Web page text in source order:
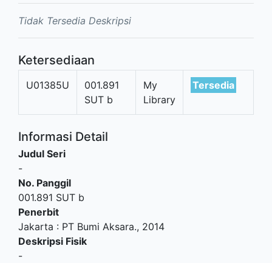
Tidak Tersedia Deskripsi
Ketersediaan
U01385U
001.891
SUT b
My
Library
Tersedia
Informasi Detail
Judul Seri
-
No. Panggil
001.891 SUT b
Penerbit
Jakarta : PT Bumi Aksara., 2014
Deskripsi Fisik
-